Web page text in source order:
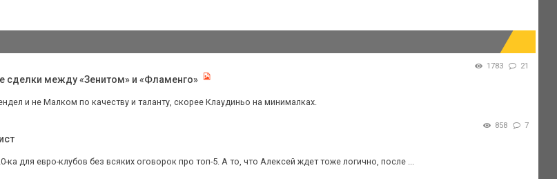
1783 21
сделки между «Зенитом» и «Фламенго»
и не Малком по качеству и таланту, скорее Клаудиньо на минималках.
858 7
ка для евро-клубов без всяких оговорок про топ-5. А то, что Алексей ждет тоже логично, после ...